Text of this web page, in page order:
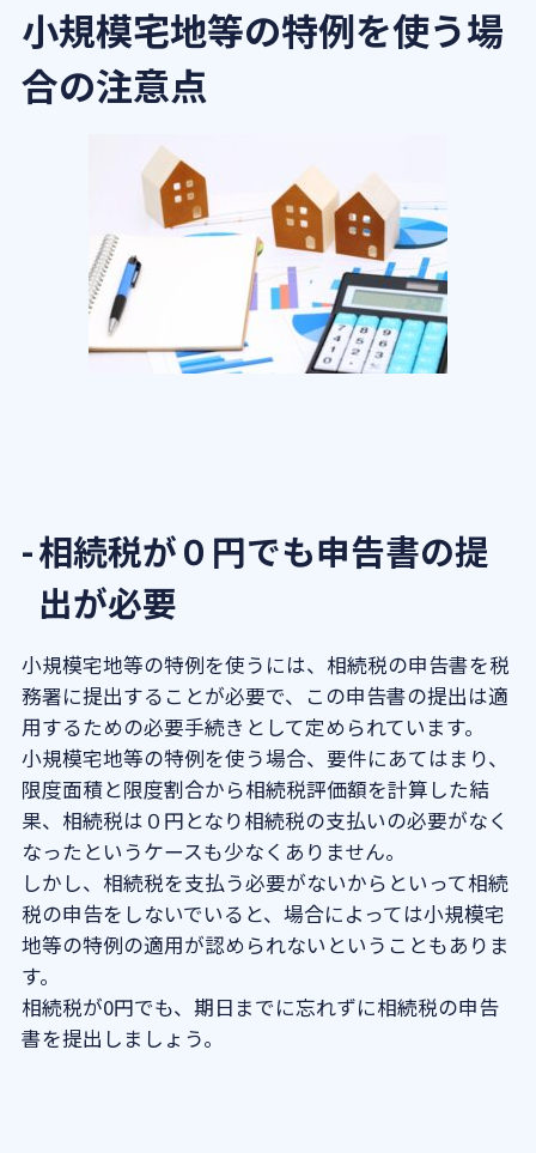
小規模宅地等の特例を使う場
合の注意点
相続税が０円でも申告書の提
出が必要
小規模宅地等の特例を使うには、相続税の申告書を税
務署に提出することが必要で、この申告書の提出は適
用するための必要手続きとして定められています。
小規模宅地等の特例を使う場合、要件にあてはまり、
限度面積と限度割合から相続税評価額を計算した結
果、相続税は０円となり相続税の支払いの必要がなく
なったというケースも少なくありません。
しかし、相続税を支払う必要がないからといって相続
税の申告をしないでいると、場合によっては小規模宅
地等の特例の適用が認められないということもありま
す。
相続税が0円でも、期日までに忘れずに相続税の申告
書を提出しましょう。